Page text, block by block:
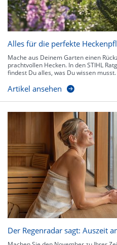
Alles für die perfekte
Mache aus Deinem Garten einen
prachtvollen Hecken. In den STIHL
findest Du alles, was Du wissen musst.
Artikel ansehen
Der Regenradar sagt: Auszeit